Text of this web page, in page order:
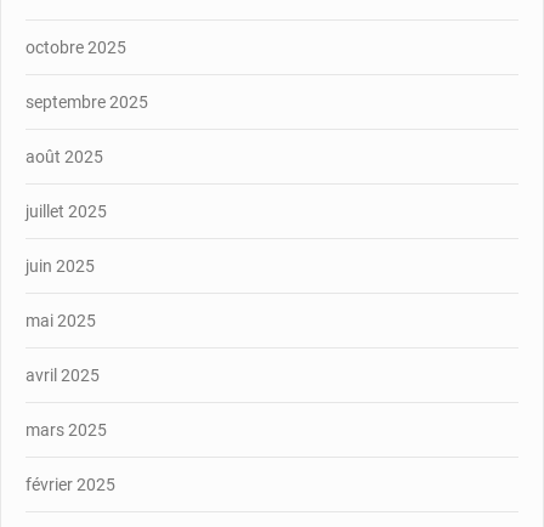
octobre 2025
septembre 2025
août 2025
juillet 2025
juin 2025
mai 2025
avril 2025
mars 2025
février 2025